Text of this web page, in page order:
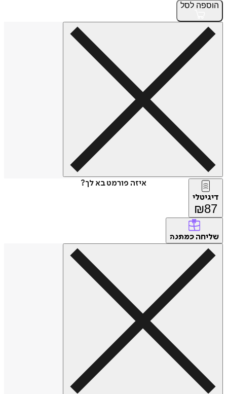
הוספה לסל
איזה פורמט בא לך?
דיגיטלי
₪87
שליחה כמתנה